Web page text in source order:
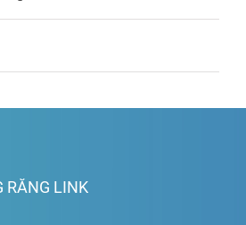
RĂNG LINK